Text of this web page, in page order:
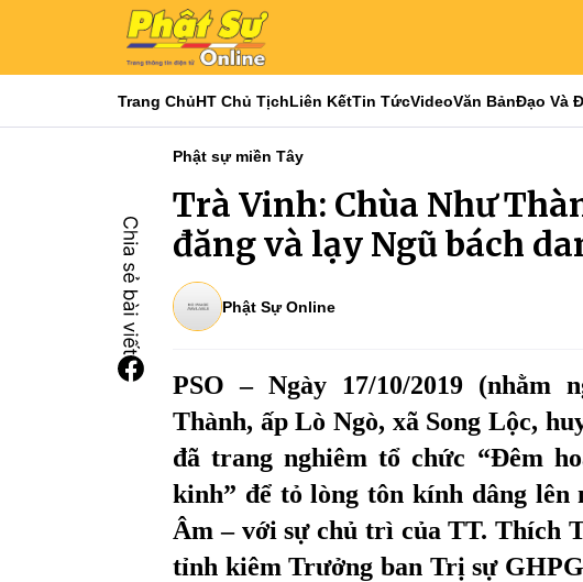
Trang ChủHT Chủ TịchLiên KếtTin TứcVideoVăn BảnĐạo Và
Phật sự miền Tây
Trà Vinh: Chùa Như
đăng và lạy Ngũ bách
Phật Sự Online
PSO – Ngày 17/10/2019 (nhằm
Thành, ấp Lò Ngò, xã Song Lộc,
đã trang nghiêm tổ chức “Đêm
kinh” để tỏ lòng tôn kính dâng
Âm – với sự chủ trì của TT. Thích
tỉnh kiêm Trưởng ban Trị sự